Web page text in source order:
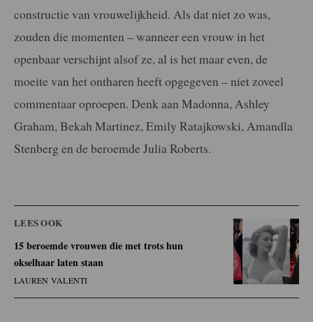
constructie van vrouwelijkheid. Als dat niet zo was,
zouden die momenten – wanneer een vrouw in het
openbaar verschijnt alsof ze, al is het maar even, de
moeite van het ontharen heeft opgegeven – niet zoveel
commentaar oproepen. Denk aan Madonna, Ashley
Graham, Bekah Martinez, Emily Ratajkowski, Amandla
Stenberg en de beroemde Julia Roberts.
LEES OOK
15 beroemde vrouwen die met trots hun
okselhaar laten staan
LAUREN VALENTI